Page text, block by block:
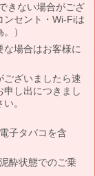
きない場合がござ
ンセント・Wi-Fiは
）
場合はお客様に
ございましたら速
し出につきまし
。
子タバコを含
酔状態でのご乗